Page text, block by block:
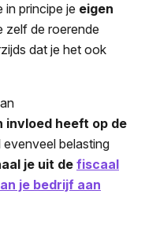
in principe je eigen
zelf de roerende
dat je het ook
invloed heeft op de
evenveel belasting
je uit de fiscaal
je bedrijf aan